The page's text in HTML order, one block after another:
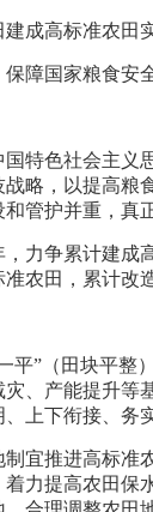
建成高标准农田
障国家粮食安
特色社会主义
战略，以提高
管护并重，真
，力争累计建成
农田，累计改
平”（田块平
、产能提升等
上下衔接、务
制宜推进高标
力提高农田保